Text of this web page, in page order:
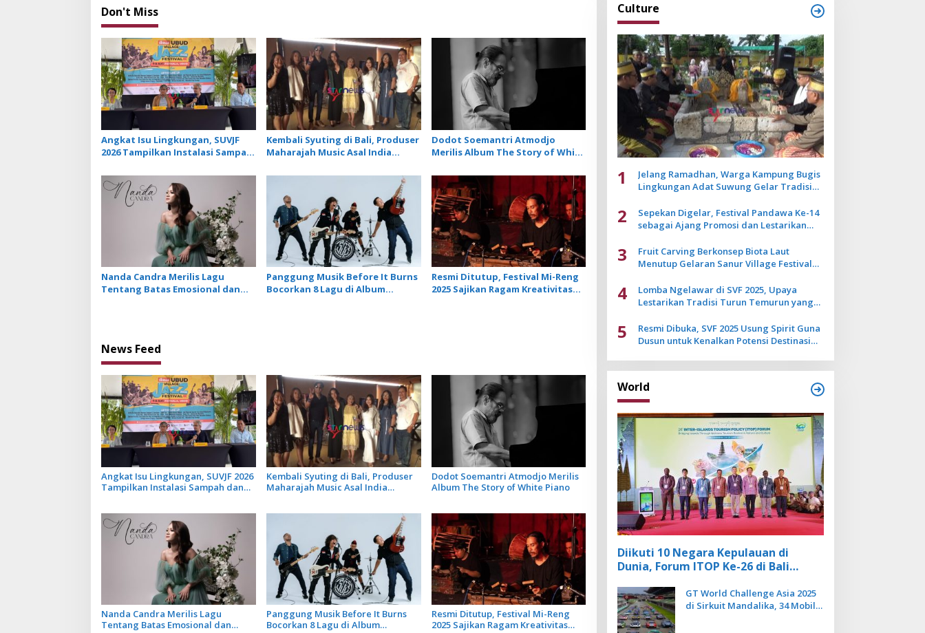
Don't Miss
Angkat Isu Lingkungan, SUVJF
2026 Tampilkan Instalasi Sampah
Kembali Syuting di Bali, Produser
Maharajah Music Asal India
Lagu Terbarunya
Dodot Soemantri Atmodjo
Merilis Album The Story of White
Nanda Candra Merilis Lagu
Tentang Batas Emosional dan
Panggung Musik Before It Burns
Bocorkan 8 Lagu di Album
Resmi Ditutup, Festival Mi-Reng
2025 Sajikan Ragam Kreativitas
News Feed
Angkat Isu Lingkungan, SUVJF 2026
Tampilkan Instalasi Sampah dan
Kembali Syuting di Bali, Produser
Maharajah Music Asal India
Dodot Soemantri Atmodjo Merilis
Album The Story of White Piano
Nanda Candra Merilis Lagu
Tentang Batas Emosional dan
Panggung Musik Before It Burns
Bocorkan 8 Lagu di Album
Resmi Ditutup, Festival Mi-Reng
2025 Sajikan Ragam Kreativitas
Culture
1
Jelang Ramadhan, Warga Kampung Bugis
Lingkungan Adat Suwung Gelar Tradisi
2
Sepekan Digelar, Festival Pandawa Ke-14
sebagai Ajang Promosi dan Lestarikan
3
Fruit Carving Berkonsep Biota Laut
Menutup Gelaran Sanur Village Festival
4
Lomba Ngelawar di SVF 2025, Upaya
Lestarikan Tradisi Turun Temurun yang
5
Resmi Dibuka, SVF 2025 Usung Spirit Guna
Dusun untuk Kenalkan Potensi Destinasi
World
Diikuti 10 Negara Kepulauan di
Dunia, Forum ITOP Ke-26 di Bali
Berbasis Alam dan Budaya
GT World Challenge Asia 2025
di Sirkuit Mandalika, 34 Mobil